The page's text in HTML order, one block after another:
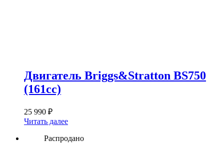
Двигатель Briggs&Stratton BS750
(161сс)
25 990 ₽
Читать далее
Распродано